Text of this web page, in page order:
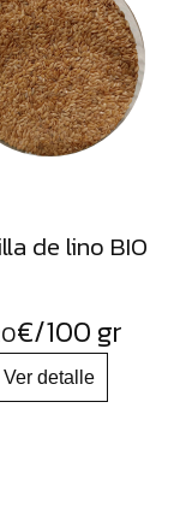
de lino BIO
€/100 gr